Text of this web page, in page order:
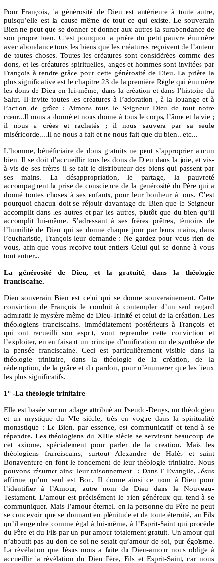
Pour François, la générosité de Dieu est antérieure à toute autre,
puisqu’elle est la cause même de tout ce qui existe. Le souverain
Bien ne peut que se donner et donner aux autres la surabondance de
son propre bien. C’est pourquoi la prière du petit pauvre énumère
avec abondance tous les biens que les créatures reçoivent de l’auteur
de toutes choses. Toutes les créatures sont considérées comme des
dons, et les créatures spirituelles, anges et hommes sont invitées par
François à rendre grâce pour cette générosité de Dieu. La prière la
plus significative est le chapitre 23 de la première Règle qui énumère
les dons de Dieu en lui-même, dans la création et dans l’histoire du
Salut. Il invite toutes les créatures à l’adoration , à la louange et à
l’action de grâce : Aimons tous le Seigneur Dieu de tout notre
cœur...Il nous a donné et nous donne à tous le corps, l’âme et la vie ;
il nous a créés et rachetés ; il nous sauvera par sa seule
miséricorde....Il ne nous a fait et ne nous fait que du bien...etc...
L’homme, bénéficiaire de dons gratuits ne peut s’approprier aucun
bien. Il se doit d’accueillir tous les dons de Dieu dans la joie, et vis-
à-vis de ses frères il se fait le distributeur des biens qui passent par
ses mains. La désappropriation, le partage, la pauvreté
accompagnent la prise de conscience de la générosité du Père qui a
donné toutes choses à ses enfants, pour leur bonheur à tous. C’est
pourquoi chacun doit se réjouir davantage du Bien que le Seigneur
accomplit dans les autres et par les autres, plutôt que du bien qu’il
accomplit lui-même. S’adressant à ses frères prêtres, témoins de
l’humilité de Dieu qui se donne chaque jour par leurs mains, dans
l’eucharistie, François leur demande : Ne gardez pour vous rien de
vous, afin que vous reçoive tout entiers Celui qui se donne à vous
tout entier...
La générosité de Dieu, et la gratuité, dans la théologie
franciscaine.
Dieu souverain Bien est celui qui se donne souverainement. Cette
conviction de François le conduit à contempler d’un seul regard
admiratif le mystère même de Dieu-Trinité et celui de la création. Les
théologiens franciscains, immédiatement postérieurs à François et
qui ont recueilli son esprit, vont reprendre cette conviction et
l’exploiter, en en faisant un principe d’unification ou de synthèse de
la pensée franciscaine. Ceci est particulièrement visible dans la
théologie trinitaire, dans la théologie de la création, de la
rédemption, de la grâce et du pardon, pour n’énumérer que les lieux
les plus significatifs.
1° -La théologie trinitaire
Elle est basée sur un adage attribué au Pseudo-Denys, un théologien
et un mystique du VIe siècle, très en vogue dans la spiritualité
monastique : Le Bien, par essence, est communicatif et tend à se
répandre. Les théologiens du XIIIe siècle se serviront beaucoup de
cet axiome, spécialement pour parler de la création. Mais les
théologiens franciscains, surtout Alexandre de Halès et saint
Bonaventure en font le fondement de leur théologie trinitaire. Nous
pouvons résumer ainsi leur raisonnement : Dans l’ Evangile, Jésus
affirme qu’un seul est Bon. Il donne ainsi ce nom à Dieu pour
l’identifier à l’Amour, autre nom de Dieu dans le Nouveau-
Testament. L’amour est précisément le bien généreux qui tend à se
communiquer. Mais l’amour éternel, en la personne du Père ne peut
se concevoir que se donnant en plénitude et de toute éternité, au Fils
qu’il engendre comme égal à lui-même, à l’Esprit-Saint qui procède
du Père et du Fils par un pur amour totalement gratuit. Un amour qui
n’aboutit pas au don de soi ne serait qu’amour de soi, pur égoïsme.
La révélation que Jésus nous a faite du Dieu-amour nous oblige à
accueillir la révélation du Dieu Père, Fils et Esprit-Saint, car nous